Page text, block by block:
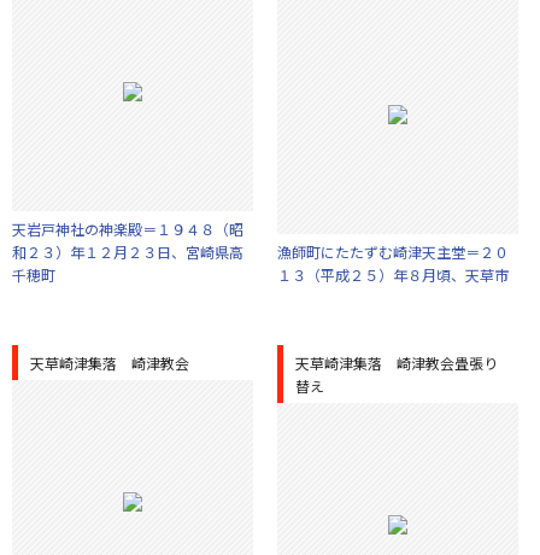
天岩戸神社の神楽殿＝１９４８（昭
和２３）年１２月２３日、宮崎県高
千穂町
漁師町にたたずむ崎津天主堂＝２０
１３（平成２５）年８月頃、天草市
天草崎津集落 崎津教会
天草崎津集落 崎津教会畳張り
替え